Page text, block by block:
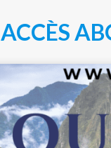
ACCÈS